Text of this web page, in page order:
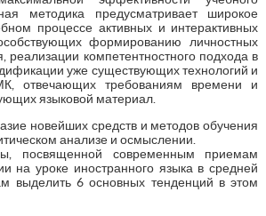
методика предусматривает широкое
процессе активных и интерактивных
формированию личностных
реализации компетентностного подхода в
уже существующих технологий и
отвечающих требованиям времени и
языковой материал.
новейших средств и методов обучения
анализе и осмыслении.
посвященной современным приемам
на уроке иностранного языка в средней
выделить 6 основных тенденций в этом